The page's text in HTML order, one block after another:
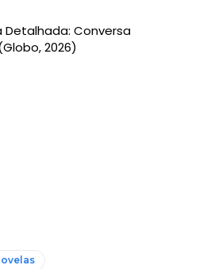
Detalhada: Conversa
2026)